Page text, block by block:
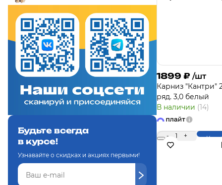
Будьте всегда
в курсе!
Узнавайте о скидках и акциях первыми!
1899 ₽ /шт
Карниз "Кантри"
ряд. 3,0 белый
В наличии (14)
- 1 +